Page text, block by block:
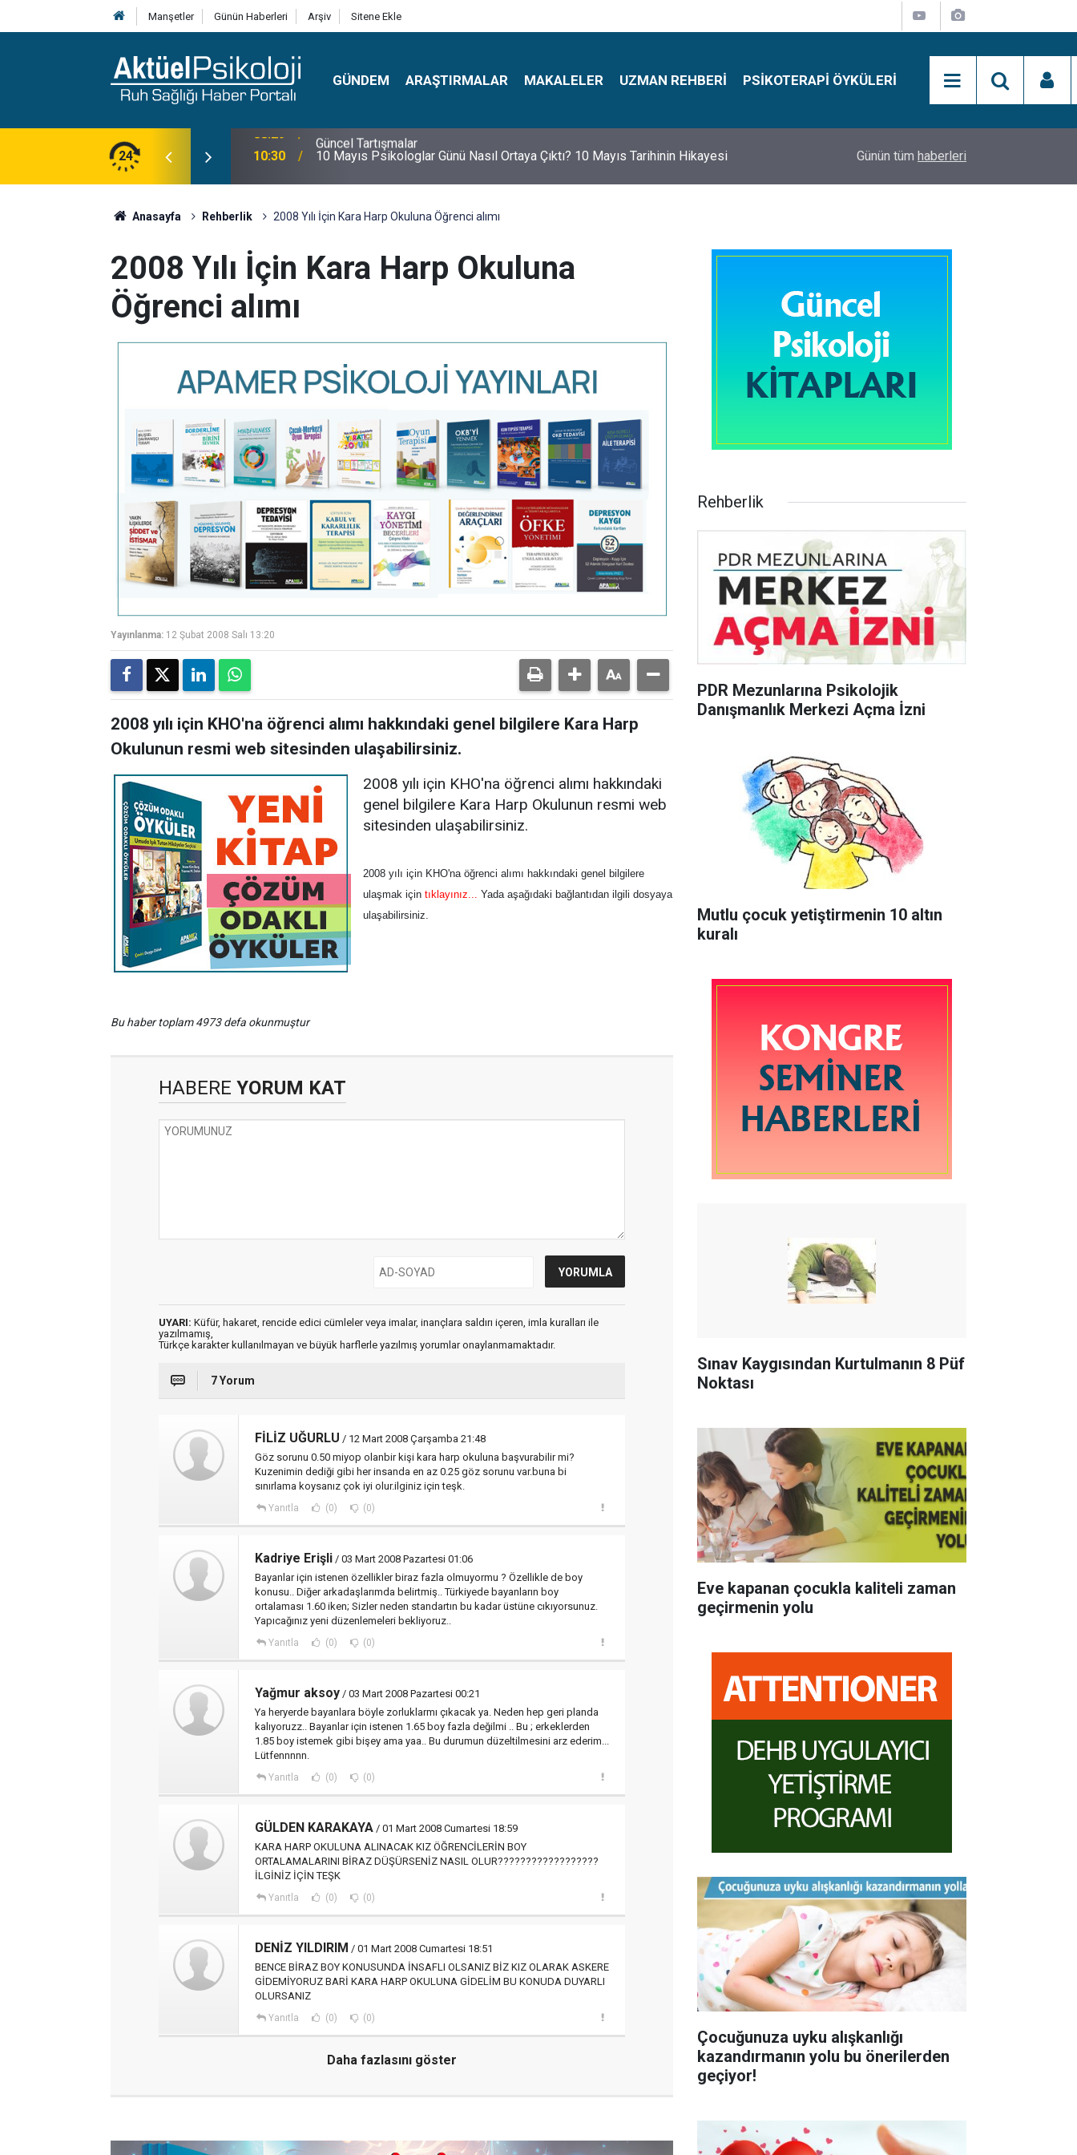
Manşetler Günün Haberleri Arşiv Sitene Ekle
GÜNDEM ARAŞTIRMALAR MAKALELER UZMAN REHBERI PSIKOTERAPI ÖYKÜLERI
24
Klinik Özellikleri, Tanı Kriterleri ve
10:30 10 Mayıs Psikologlar Günü Nasıl Ortaya Çıktı? 10 Mayıs Tarihinin Hikayesi Simon Says Dikkat Programı Nedir?
Günün tüm haberleri
Anasayfa Rehberlik 2008 Yılı İçin Kara Harp Okuluna Öğrenci alımı
2008 Yılı İçin Kara Harp Okuluna
Öğrenci alımı
Yayınlanma: 12 Şubat 2008 Salı 13:20
2008 yılı için KHO'na öğrenci alımı hakkındaki genel bilgilere Kara Harp
Okulunun resmi web sitesinden ulaşabilirsiniz.
2008 yılı için KHO'na öğrenci alımı hakkındaki
genel bilgilere Kara Harp Okulunun resmi web
sitesinden ulaşabilirsiniz.
2008 yılı için KHO'na öğrenci alımı hakkındaki genel bilgilere
ulaşmak için tıklayınız... Yada aşağıdaki bağlantıdan ilgili dosyaya
ulaşabilirsiniz.
Bu haber toplam 4973 defa okunmuştur
HABERE YORUM KAT
UYARI: Küfür, hakaret, rencide edici cümleler veya imalar, inançlara saldırı içeren, imla kuralları ile
yazılmamış,
Türkçe karakter kullanılmayan ve büyük harflerle yazılmış yorumlar onaylanmamaktadır.
7 Yorum
FİLİZ UĞURLU / 12 Mart 2008 Çarşamba 21:48
Göz sorunu 0.50 miyop olanbir kişi kara harp okuluna başvurabilir mi?
Kuzenimin dediği gibi her insanda en az 0.25 göz sorunu var.buna bi
sınırlama koysanız çok iyi olur.ilginiz için teşk.
Yanıtla (0) (0)
Kadriye Erişli / 03 Mart 2008 Pazartesi 01:06
Bayanlar için istenen özellikler biraz fazla olmuyormu ? Özellikle de boy
konusu.. Diğer arkadaşlarımda belirtmiş.. Türkiyede bayanların boy
ortalaması 1.60 iken; Sizler neden standartın bu kadar üstüne cıkıyorsunuz.
Yapıcağınız yeni düzenlemeleri bekliyoruz..
Yanıtla (0) (0)
Yağmur aksoy / 03 Mart 2008 Pazartesi 00:21
Ya heryerde bayanlara böyle zorluklarmı çıkacak ya. Neden hep geri planda
kalıyoruzz.. Bayanlar için istenen 1.65 boy fazla değilmi .. Bu ; erkeklerden
1.85 boy istemek gibi bişey ama yaa.. Bu durumun düzeltilmesini arz ederim...
Lütfennnnn.
Yanıtla (0) (0)
GÜLDEN KARAKAYA / 01 Mart 2008 Cumartesi 18:59
KARA HARP OKULUNA ALINACAK KIZ ÖĞRENCİLERİN BOY
ORTALAMALARINI BİRAZ DÜŞÜRSENİZ NASIL OLUR??????????????????
İLGİNİZ İÇİN TEŞK
Yanıtla (0) (0)
DENİZ YILDIRIM / 01 Mart 2008 Cumartesi 18:51
BENCE BİRAZ BOY KONUSUNDA İNSAFLI OLSANIZ BİZ KIZ OLARAK ASKERE
GİDEMİYORUZ BARİ KARA HARP OKULUNA GİDELİM BU KONUDA DUYARLI
OLURSANIZ
Yanıtla (0) (0)
Daha fazlasını göster
Rehberlik
PDR Mezunlarına Psikolojik
Danışmanlık Merkezi Açma İzni
Mutlu çocuk yetiştirmenin 10 altın
kuralı
Sınav Kaygısından Kurtulmanın 8 Püf
Noktası
Eve kapanan çocukla kaliteli zaman
geçirmenin yolu
Çocuğunuza uyku alışkanlığı
kazandırmanın yolu bu önerilerden
geçiyor!